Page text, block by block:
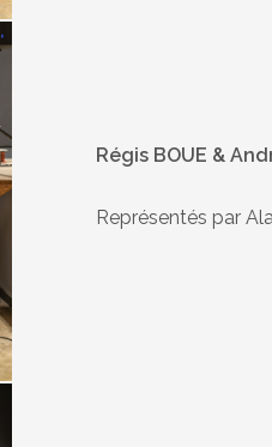
Régis BOUE &
Représentés par